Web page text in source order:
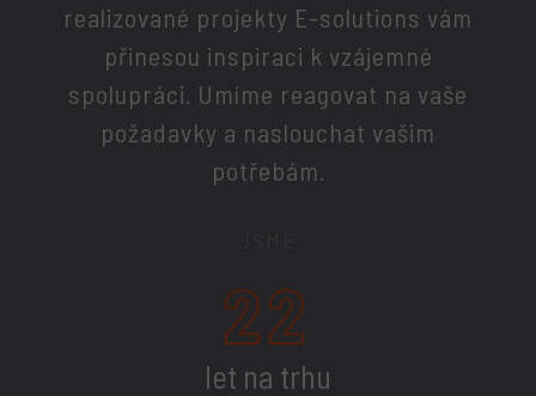
realizované projekty E-solutions vám
přinesou inspiraci k vzájemné
spolupráci. Umíme reagovat na vaše
požadavky a naslouchat vašim
potřebám.
22
let na trhu